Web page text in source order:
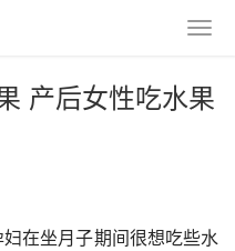
产后女性吃水果
在坐月子期间很想吃些水